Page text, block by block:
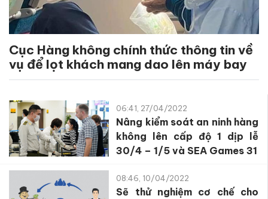
Cục Hàng không chính thức thông tin về
vụ để lọt khách mang dao lên máy bay
06:41, 27/04/2022
Nâng kiểm soát an ninh hàng
không lên cấp độ 1 dịp lễ
30/4 – 1/5 và SEA Games 31
08:46, 10/04/2022
Sẽ thử nghiệm cơ chế cho